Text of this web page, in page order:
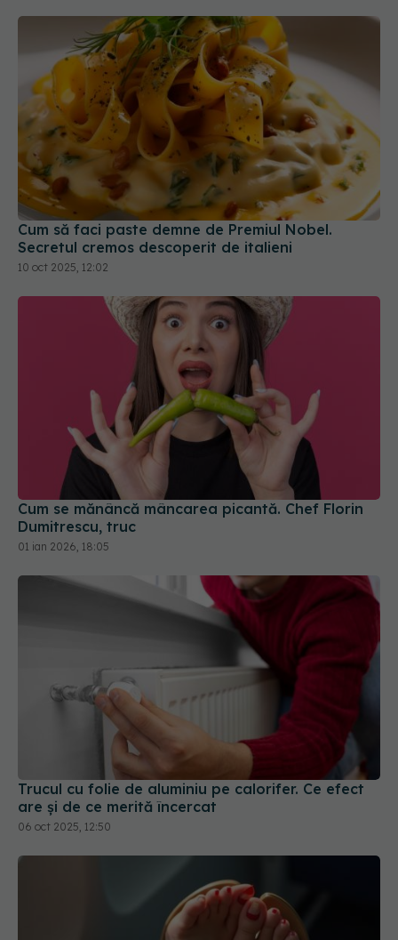
Cum să faci paste demne de Premiul Nobel.
Secretul cremos descoperit de italieni
10 oct 2025, 12:02
Cum se mănâncă mâncarea picantă. Chef Florin
Dumitrescu, truc
01 ian 2026, 18:05
Trucul cu folie de aluminiu pe calorifer. Ce efect
are și de ce merită încercat
06 oct 2025, 12:50